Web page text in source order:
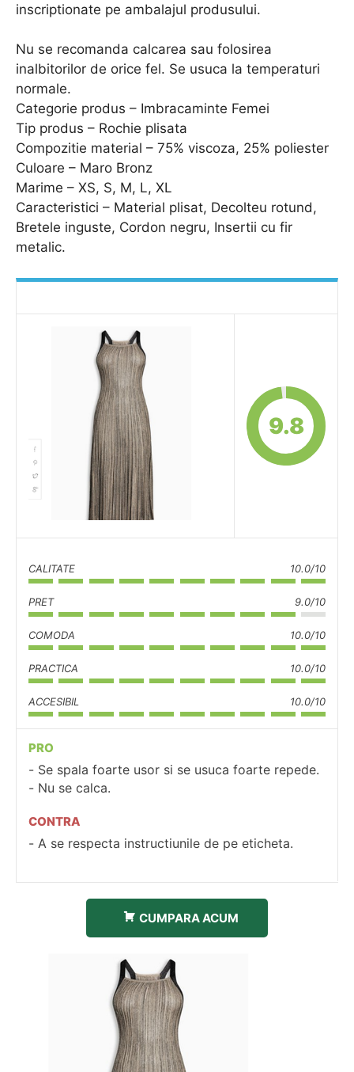
inscriptionate pe ambalajul produsului.
Nu se recomanda calcarea sau folosirea
inalbitorilor de orice fel. Se usuca la temperaturi
normale.
Categorie produs – Imbracaminte Femei
Tip produs – Rochie plisata
Compozitie material – 75% viscoza, 25% poliester
Culoare – Maro Bronz
Marime – XS, S, M, L, XL
Caracteristici – Material plisat, Decolteu rotund,
Bretele inguste, Cordon negru, Insertii cu fir
metalic.
9.8
CALITATE 10.0/10
PRET 9.0/10
COMODA 10.0/10
PRACTICA 10.0/10
ACCESIBIL 10.0/10
PRO
Se spala foarte usor si se usuca foarte repede.
Nu se calca.
CONTRA
A se respecta instructiunile de pe eticheta.
CUMPARA ACUM